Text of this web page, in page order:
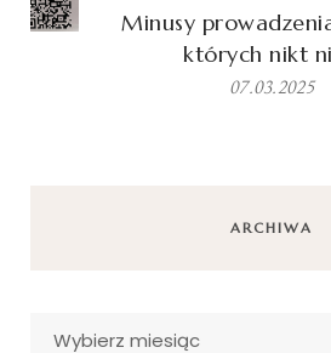
Minusy
których nikt
07.03.2025
ARCHIWA